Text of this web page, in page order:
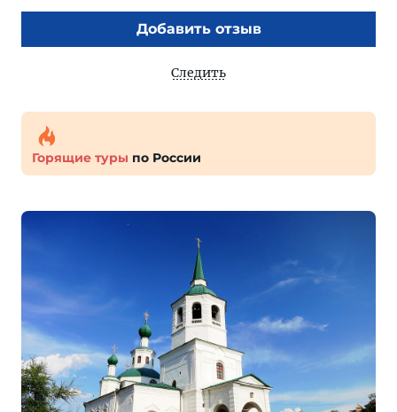
Добавить отзыв
Следить
Горящие туры по России